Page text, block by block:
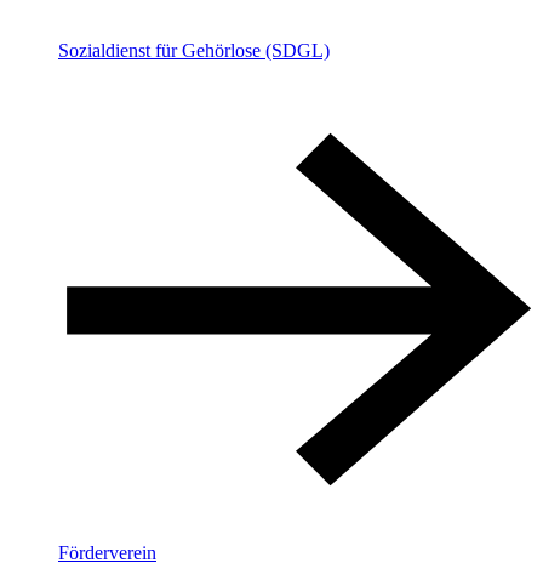
Sozialdienst für Gehörlose (SDGL)
Förderverein